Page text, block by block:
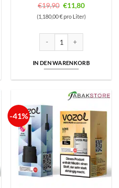
€19,90 Ursprünglicher
Preis
€11,80Aktueller
Preis
(1,180,00 € pro Liter)
IN DEN WARENKORB
-41%